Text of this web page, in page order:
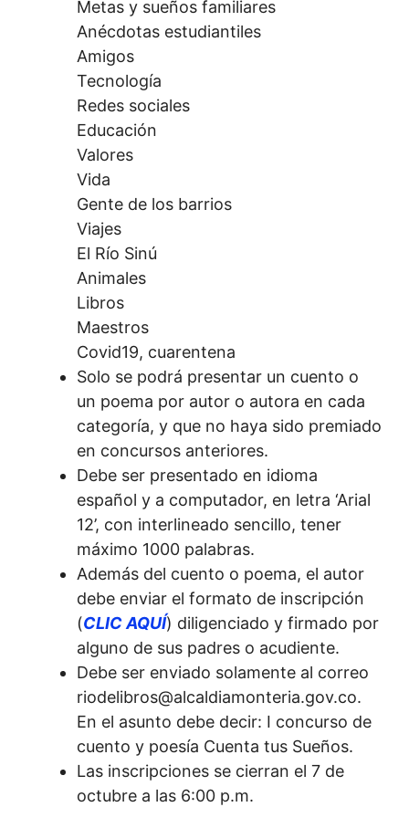
Metas y sueños familiares
Anécdotas estudiantiles
Amigos
Tecnología
Redes sociales
Educación
Valores
Vida
Gente de los barrios
Viajes
El Río Sinú
Animales
Libros
Maestros
Covid19, cuarentena
Solo se podrá presentar un cuento o
un poema por autor o autora en cada
categoría, y que no haya sido premiado
en concursos anteriores.
Debe ser presentado en idioma
español y a computador, en letra ‘Arial
12’, con interlineado sencillo, tener
máximo 1000 palabras.
Además del cuento o poema, el autor
debe enviar el formato de inscripción
(CLIC AQUÍ) diligenciado y firmado por
alguno de sus padres o acudiente.
Debe ser enviado solamente al correo
riodelibros@alcaldiamonteria.gov.co.
En el asunto debe decir: I concurso de
cuento y poesía Cuenta tus Sueños.
Las inscripciones se cierran el 7 de
octubre a las 6:00 p.m.